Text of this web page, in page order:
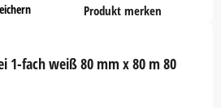
1-fach weiß 80 mm x 80 m 80
PlatzhalterProdukt merken